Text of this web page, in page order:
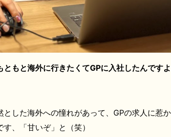
ともと海外に行きたくてGPに入社したんです
とした海外への憧れがあって、GPの求人に惹
、「甘いぞ」と（笑）